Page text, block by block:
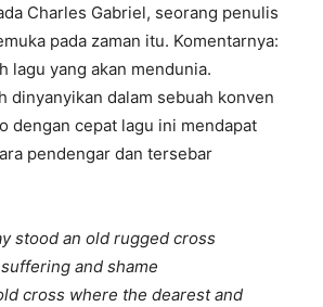
Charles Gabriel, seorang penulis
pada zaman itu. Komentarnya:
lagu yang akan mendunia.
dinyanyikan dalam sebuah konven
dengan cepat lagu ini mendapat
pendengar dan tersebar
stood an old rugged cross
and shame
cross where the dearest and